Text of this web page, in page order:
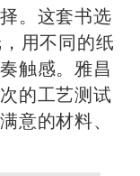
。这套书选
用不同的纸
触感。雅昌
的工艺测试
意的材料、